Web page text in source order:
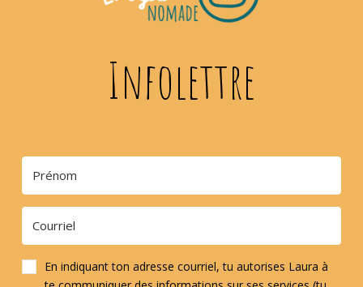
Infolettre
En indiquant ton adresse courriel, tu autorises Laura à